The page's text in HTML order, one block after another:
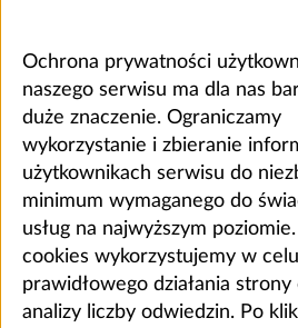
Ochrona prywatności
naszego serwisu ma dla nas
duże znaczenie. Ograniczamy
wykorzystanie i zbieranie
użytkownikach serwisu do
minimum wymaganego do
usług na najwyższym
cookies wykorzystujemy w celu
prawidłowego działania strony
analizy liczby odwiedzin. Po